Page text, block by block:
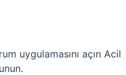
uygulamasını açın Acil